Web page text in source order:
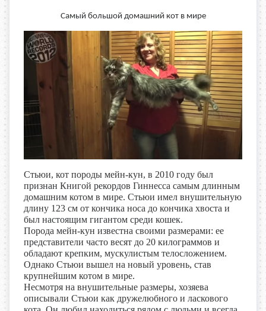
Самый большой домашний кот в мире
Стьюи, кот породы мейн-кун, в 2010 году был
признан Книгой рекордов Гиннесса самым длинным
домашним котом в мире. Стьюи имел внушительную
длину 123 см от кончика носа до кончика хвоста и
был настоящим гигантом среди кошек.
Порода мейн-кун известна своими размерами: ее
представители часто весят до 20 килограммов и
обладают крепким, мускулистым телосложением.
Однако Стьюи вышел на новый уровень, став
крупнейшим котом в мире.
Несмотря на внушительные размеры, хозяева
описывали Стьюи как дружелюбного и ласкового